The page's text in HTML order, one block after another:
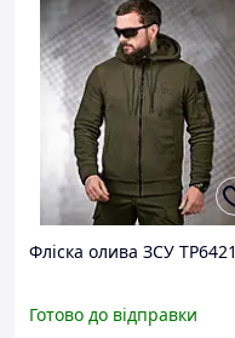
Фліска олива ЗСУ ТР6421
Готово до відправки